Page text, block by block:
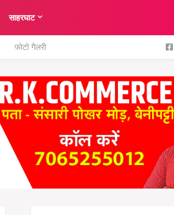
साहरघाट
फोटो गैलरी